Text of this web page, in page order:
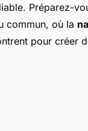
Préparez-
commun, où la
pour créer